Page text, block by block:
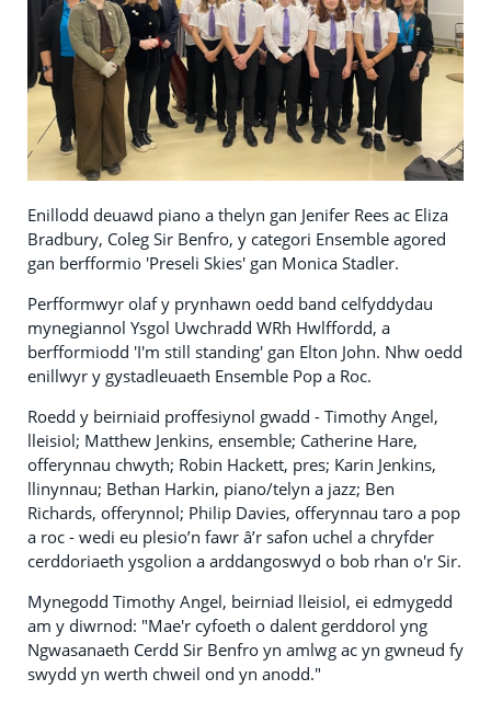
Enillodd deuawd piano a thelyn gan Jenifer Rees ac Eliza
Bradbury, Coleg Sir Benfro, y categori Ensemble agored
gan berfformio 'Preseli Skies' gan Monica Stadler.
Perfformwyr olaf y prynhawn oedd band celfyddydau
mynegiannol Ysgol Uwchradd WRh Hwlffordd, a
berfformiodd 'I'm still standing' gan Elton John. Nhw oedd
enillwyr y gystadleuaeth Ensemble Pop a Roc.
Roedd y beirniaid proffesiynol gwadd - Timothy Angel,
lleisiol; Matthew Jenkins, ensemble; Catherine Hare,
offerynnau chwyth; Robin Hackett, pres; Karin Jenkins,
llinynnau; Bethan Harkin, piano/telyn a jazz; Ben
Richards, offerynnol; Philip Davies, offerynnau taro a pop
a roc - wedi eu plesio’n fawr â’r safon uchel a chryfder
cerddoriaeth ysgolion a arddangoswyd o bob rhan o'r Sir.
Mynegodd Timothy Angel, beirniad lleisiol, ei edmygedd
am y diwrnod: "Mae'r cyfoeth o dalent gerddorol yng
Ngwasanaeth Cerdd Sir Benfro yn amlwg ac yn gwneud fy
swydd yn werth chweil ond yn anodd."